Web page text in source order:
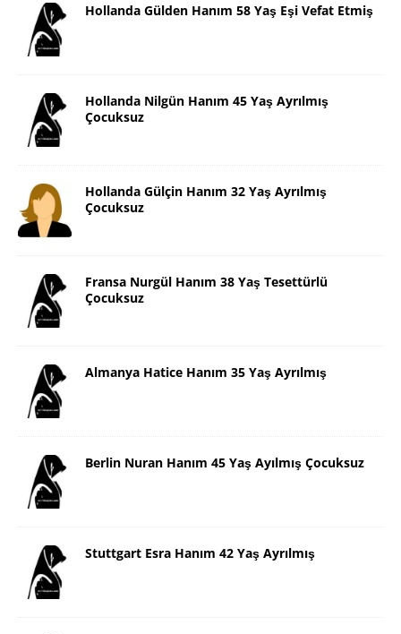
Hollanda Gülden Hanım 58 Yaş Eşi Vefat Etmiş
Hollanda Nilgün Hanım 45 Yaş Ayrılmış
Çocuksuz
Hollanda Gülçin Hanım 32 Yaş Ayrılmış
Çocuksuz
Fransa Nurgül Hanım 38 Yaş Tesettürlü
Çocuksuz
Almanya Hatice Hanım 35 Yaş Ayrılmış
Berlin Nuran Hanım 45 Yaş Ayılmış Çocuksuz
Stuttgart Esra Hanım 42 Yaş Ayrılmış